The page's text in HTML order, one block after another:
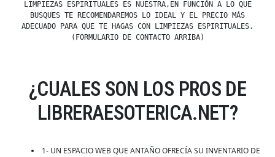
LIMPIEZAS ESPIRITUALES ES NUESTRA,EN FUNCIÓN A LO QUE
BUSQUES TE RECOMENDAREMOS LO IDEAL Y EL PRECIO MÁS
ADECUADO PARA QUE TE HAGAS CON LIMPIEZAS ESPIRITUALES.
(FORMULARIO DE CONTACTO ARRIBA)
¿CUALES SON LOS PROS DE
LIBRERAESOTERICA.NET?
1- UN ESPACIO WEB QUE ANTAÑO OFRECÍA SU INVENTARIO DE